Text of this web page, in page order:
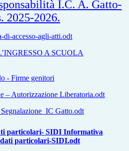
I.C. A. Gatto-
2025-2026.
accesso-agli-atti.odt
A SCUOLA
- Firme genitori
– Autorizzazione Liberatoria.odt
Gatto.odt
particolari- SIDI Informativa
dati particolari-SIDI.odt